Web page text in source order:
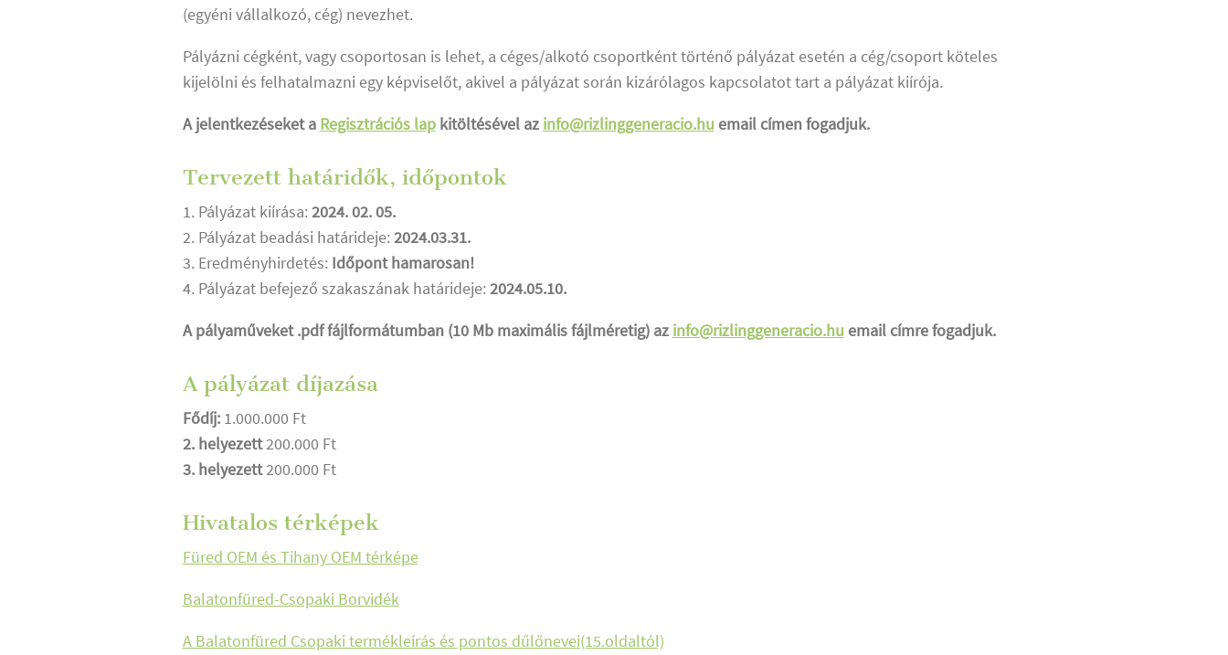
(egyéni vállalkozó, cég) nevezhet.
Pályázni cégként, vagy csoportosan is lehet, a céges/alkotó csoportként történő pályázat esetén a cég/csoport köteles
kijelölni és felhatalmazni egy képviselőt, akivel a pályázat során kizárólagos kapcsolatot tart a pályázat kiírója.
A jelentkezéseket a Regisztrációs lapkitöltésével az info@rizlinggeneracio.hu email címen fogadjuk.
Tervezett határidők, időpontok
1. Pályázat kiírása: 2024. 02. 05.
2. Pályázat beadási határideje: 2024.03.31.
3. Eredményhirdetés: Időpont hamarosan!
4. Pályázat befejező szakaszának határideje: 2024.05.10.
A pályaműveket .pdf fájlformátumban (10 Mb maximális fájlméretig) az info@rizlinggeneracio.hu email címre fogadjuk.
A pályázat díjazása
Fődíj:1.000.000 Ft
2. helyezett200.000 Ft
3. helyezett200.000 Ft
Hivatalos térképek
Füred OEM és Tihany OEM térképe
Balatonfüred-Csopaki Borvidék
A Balatonfüred Csopaki termékleírás és pontos dűlőnevei(15.oldaltól)